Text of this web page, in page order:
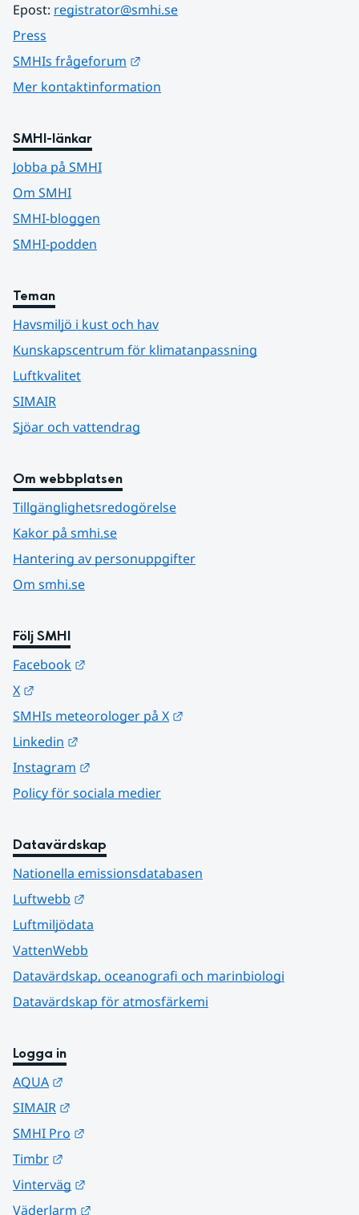
Epost: registrator@smhi.se
Press
SMHIs frågeforum
Mer kontaktinformation
SMHI-länkar
Jobba på SMHI
Om SMHI
SMHI-bloggen
SMHI-podden
Teman
Havsmiljö i kust och hav
Kunskapscentrum för klimatanpassning
Luftkvalitet
SIMAIR
Sjöar och vattendrag
Om webbplatsen
Tillgänglighetsredogörelse
Kakor på smhi.se
Hantering av personuppgifter
Om smhi.se
Följ SMHI
Facebook
X
SMHIs meteorologer på X
Linkedin
Instagram
Policy för sociala medier
Datavärdskap
Nationella emissionsdatabasen
Luftwebb
Luftmiljödata
VattenWebb
Datavärdskap, oceanografi och marinbiologi
Datavärdskap för atmosfärkemi
Logga in
AQUA
SIMAIR
SMHI Pro
Timbr
Vinterväg
Väderlarm